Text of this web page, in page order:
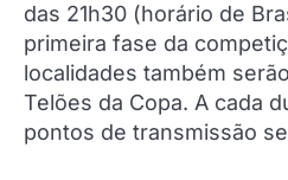
das 21h30 (horário de
primeira fase da
localidades também
Telões da Copa. A cada
pontos de transmissão